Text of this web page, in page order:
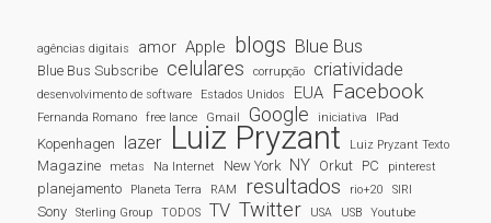
agências digitais amor Apple blogs Blue Bus
Blue Bus Subscribe celulares corrupção criatividade
desenvolvimento de software Estados Unidos EUA Facebook
Fernanda Romano free lance Gmail Google iniciativa IPad
Kopenhagen lazer Luiz Pryzant Luiz Pryzant Texto
Magazine metas Na Internet New York NY Orkut PC pinterest
planejamento Planeta Terra RAM resultados rio+20 SIRI
Sony Sterling Group TODOS TV Twitter USA USB Youtube